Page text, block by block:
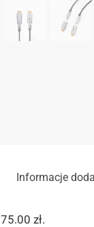
Informacje
zł.